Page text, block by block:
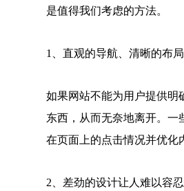
是值得我们考虑的方法。
1、直观的导航、清晰的布局
如果网站不能为用户提供明
东西，从而无奈地离开。一
在页面上的点击情况并优化
2、差劲的设计让人难以容忍